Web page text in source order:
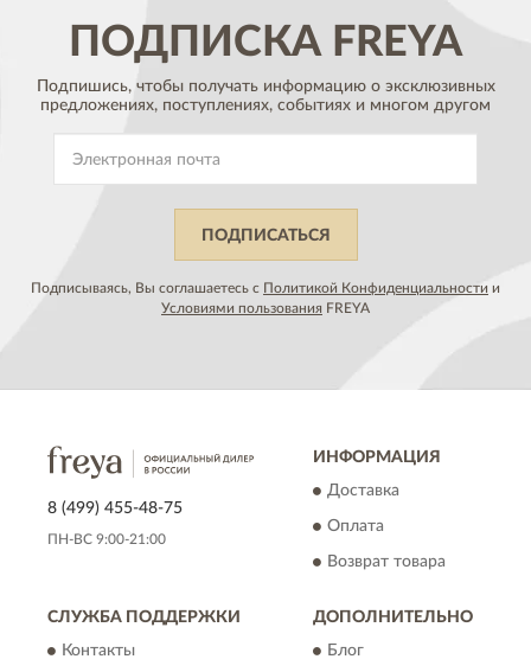
ПОДПИСКАFREYA
Подпишись, чтобы получать информацию о эксклюзивных
предложениях, поступлениях, событиях и многом другом
ПОДПИСАТЬСЯ
Подписываясь, Вы соглашаетесь с Политикой Конфиденциальности и
Условиями пользования FREYA
8 (499) 455-48-75
ПН-ВС 9:00-21:00
ИНФОРМАЦИЯ
Доставка
Оплата
Возврат товара
СЛУЖБА ПОДДЕРЖКИ
Контакты
ДОПОЛНИТЕЛЬНО
Блог